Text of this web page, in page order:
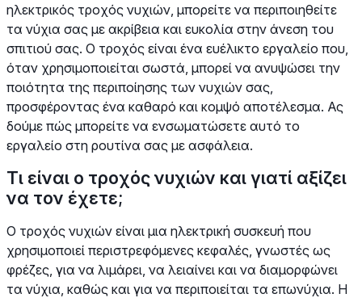
ηλεκτρικός τροχός νυχιών, μπορείτε να περιποιηθείτε
τα νύχια σας με ακρίβεια και ευκολία στην άνεση του
σπιτιού σας. Ο τροχός είναι ένα ευέλικτο εργαλείο που,
όταν χρησιμοποιείται σωστά, μπορεί να ανυψώσει την
ποιότητα της περιποίησης των νυχιών σας,
προσφέροντας ένα καθαρό και κομψό αποτέλεσμα. Ας
δούμε πώς μπορείτε να ενσωματώσετε αυτό το
εργαλείο στη ρουτίνα σας με ασφάλεια.
Τι είναι ο τροχός νυχιών και γιατί αξίζει
να τον έχετε;
Ο τροχός νυχιών είναι μια ηλεκτρική συσκευή που
χρησιμοποιεί περιστρεφόμενες κεφαλές, γνωστές ως
φρέζες, για να λιμάρει, να λειαίνει και να διαμορφώνει
τα νύχια, καθώς και για να περιποιείται τα επωνύχια. Η